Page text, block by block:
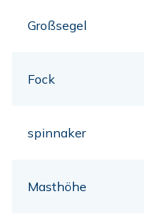
Großsegel
Fock
spinnaker
Masthöhe